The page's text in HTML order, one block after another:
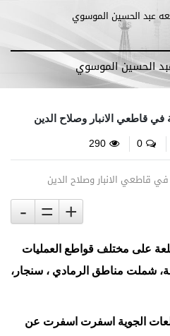
قاطعي الانبار وصلاح الدين
+
=
-
قيادة القوة الجوية 11 طلعة على مختلف قواطع العمليات
طيران الجيش 50 طلعة، شملت مناطق الرمادي ، سنجار،
الجوية اسفرت اسفرت عن